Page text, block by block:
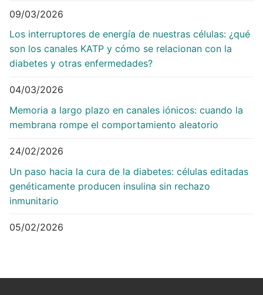
09/03/2026
Los interruptores de energía de nuestras células: ¿qué
son los canales KATP y cómo se relacionan con la
diabetes y otras enfermedades?
04/03/2026
Memoria a largo plazo en canales iónicos: cuando la
membrana rompe el comportamiento aleatorio
24/02/2026
Un paso hacia la cura de la diabetes: células editadas
genéticamente producen insulina sin rechazo
inmunitario
05/02/2026